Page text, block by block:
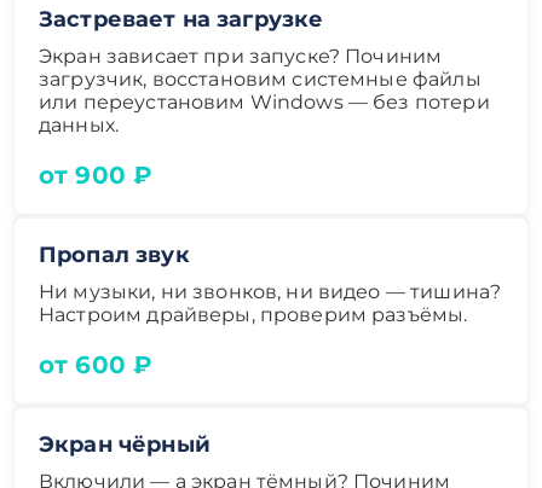
Застревает на загрузке
Экран зависает при запуске? Починим
загрузчик, восстановим системные файлы
или переустановим Windows — без потери
данных.
от 900 ₽
Пропал звук
Ни музыки, ни звонков, ни видео — тишина?
Настроим драйверы, проверим разъёмы.
от 600 ₽
Экран чёрный
Включили — а экран тёмный? Починим